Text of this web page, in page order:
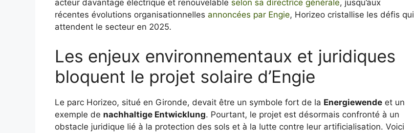
acteur davantage électrique et renouvelable selon sa directrice générale, jusqu’aux
récentes évolutions organisationnelles annoncées par Engie, Horizeo cristallise les défis qui
attendent le secteur en 2025.
Les enjeux environnementaux et juridiques
bloquent le projet solaire d’Engie
Le parc Horizeo, situé en Gironde, devait être un symbole fort de la Energiewende et un
exemple de nachhaltige Entwicklung. Pourtant, le projet est désormais confronté à un
obstacle juridique lié à la protection des sols et à la lutte contre leur artificialisation. Voici